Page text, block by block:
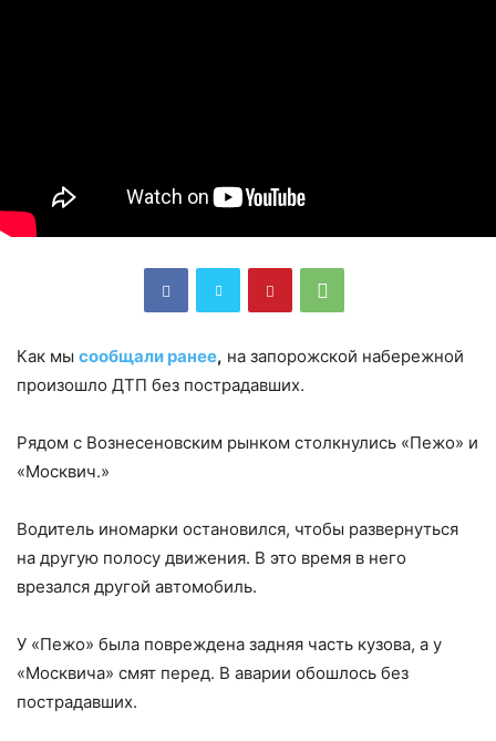
Как мы сообщали ранее, на запорожской набережной
произошло ДТП без пострадавших.
Рядом с Вознесеновским рынком столкнулись «Пежо» и
«Москвич.»
Водитель иномарки остановился, чтобы развернуться
на другую полосу движения. В это время в него
врезался другой автомобиль.
У «Пежо» была повреждена задняя часть кузова, а у
«Москвича» смят перед. В аварии обошлось без
пострадавших.